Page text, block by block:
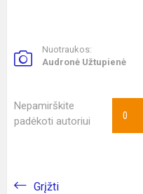
Nuotraukos:
Audronė Užtupienė
Nepamirškite
padėkoti autoriui
0
Grįžti